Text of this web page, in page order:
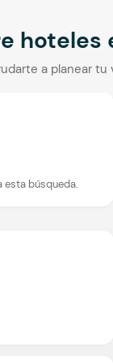
hoteles
a planear
esta búsqueda.